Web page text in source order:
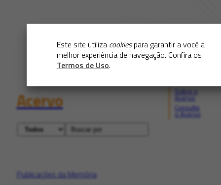
Este site utiliza cookiespara garantir a você a
melhor experiência de navegação. Confira os
Termos de Uso.
Acervo
Consulte
Publicações da Memória